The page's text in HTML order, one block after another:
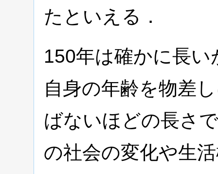
たといえる．
150年は確かに長
自身の年齢を物差
ばないほどの長さ
の社会の変化や生